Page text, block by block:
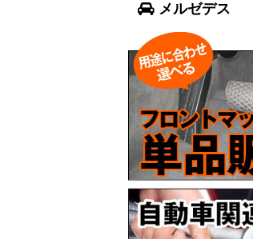
メルゼデス
GLCクラス